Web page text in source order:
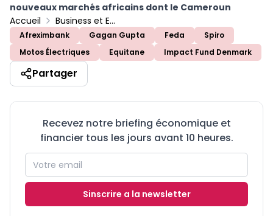
nouveaux marchés africains dont le Cameroun
Accueil
Business et Entreprises
Afreximbank Gagan Gupta Feda
Spiro
Motos Électriques
Equitane Impact Fund Denmark
Partager
Recevez notre briefing économique et
financier tous les jours avant 10 heures.
Sinscrire a la newsletter